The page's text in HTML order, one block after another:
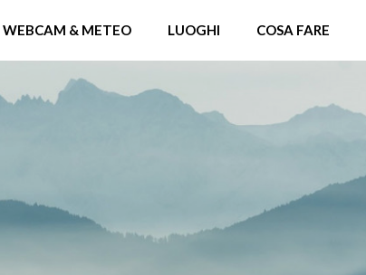
WEBCAM & METEO LUOGHI COSA FARE